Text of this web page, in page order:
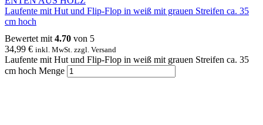
Laufente mit Hut und Flip-Flop in weiß mit grauen Streifen ca. 35
cm hoch
Bewertet mit 4.70 von 5
34,99 € inkl. MwSt. zzgl. Versand
Laufente mit Hut und Flip-Flop in weiß mit grauen Streifen ca. 35
cm hoch Menge